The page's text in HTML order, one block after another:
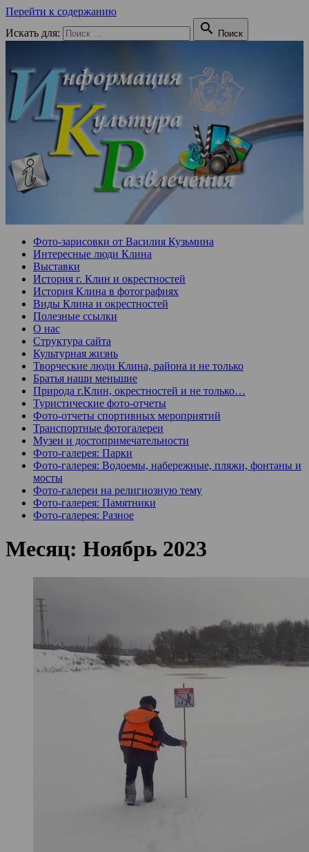
Перейти к содержанию
Искать для:
 Поиск
Фото-зарисовки от Василия Кузьмина
Интересные люди Клина
Выставки
История г. Клин и окрестностей
История Клина в фотографиях
Виды Клина и окрестностей
Полезные ссылки
О нас
Структура сайта
Культурная жизнь
Творческие люди Клина, района и не только
Братья наши меньшие
Природа г.Клин, окрестностей и не только…
Туристические фото-отчеты
Фото-отчеты спортивных мероприятий
Транспортные фотогалереи
Музеи и достопримечательности
Фото-галерея: Парки
Фото-галерея: Водоемы, набережные, пляжи, фонтаны и
мосты
Фото-галереи на религиозную тему
Фото-галерея: Памятники
Фото-галерея: Разное
Месяц: Ноябрь 2023